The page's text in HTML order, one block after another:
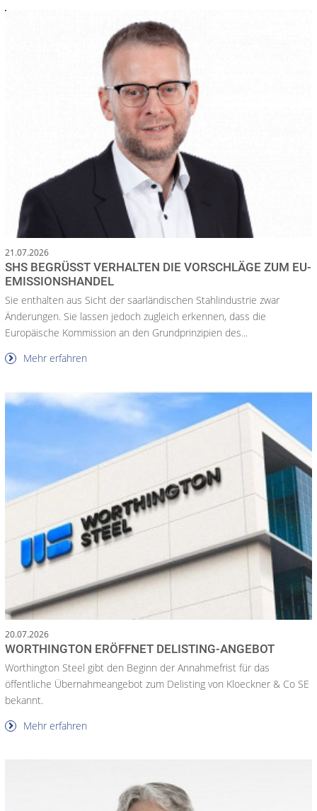
21.07.2026
SHS BEGRÜSST VERHALTEN DIE VORSCHLÄGE ZUM EU-E
MISSIONSHANDEL
Sie enthalten aus Sicht der saarländischen Stahlindustrie zwar
Änderungen. Sie lassen jedoch zugleich erkennen, dass die
Europäische Kommission an den Grundprinzipien des...
Mehr erfahren
20.07.2026
WORTHINGTON ERÖFFNET DELISTING-ANGEBOT
Worthington Steel gibt den Beginn der Annahmefrist für das
öffentliche Übernahmeangebot zum Delisting von Kloeckner & Co SE
bekannt.
Mehr erfahren